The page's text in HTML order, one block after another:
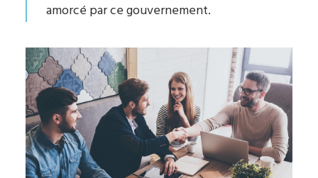
amorcé par ce gouvernement.